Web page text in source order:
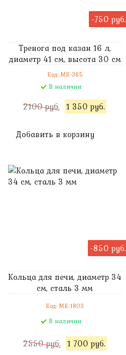
-750 руб.
Тренога под казан 16 л,
диаметр 41 см, высота 30 см
Код: MK-365
В наличии
2100 руб. 1 350 руб.
Добавить в корзину
-850 руб.
Кольца для печи, диаметр 34
см, сталь 3 мм
Код: MK-1803
В наличии
2550 руб. 1 700 руб.